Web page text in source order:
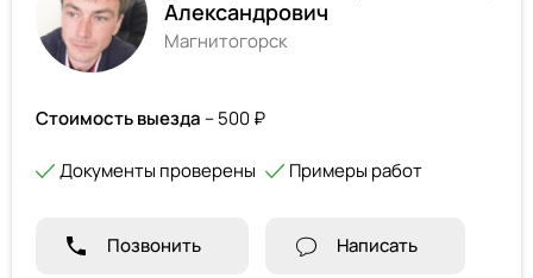
Александрович
Магнитогорск
Стоимость выезда – 500 ₽
Документы проверены Примеры работ
Позвонить Написать